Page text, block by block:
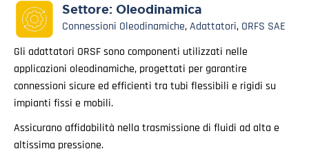
Settore: Oleodinamica
Connessioni Oleodinamiche,Adattatori, ORFS SAE
Gli adattatori ORSF sono componenti utilizzati nelle
applicazioni oleodinamiche, progettati per garantire
connessioni sicure ed efficienti tra tubi flessibili e rigidi su
impianti fissi e mobili.
Assicurano affidabilità nella trasmissione di fluidi ad alta e
altissima pressione.